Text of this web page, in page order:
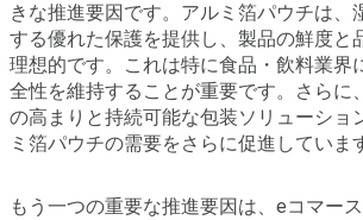
きな推進要因です。アルミ箔パウチは、
する優れた保護を提供し、製品の鮮度と
理想的です。これは特に食品・飲料業界
全性を維持することが重要です。さらに
の高まりと持続可能な包装ソリューショ
ミ箔パウチの需要をさらに促進していま
もう一つの重要な推進要因は、eコマー